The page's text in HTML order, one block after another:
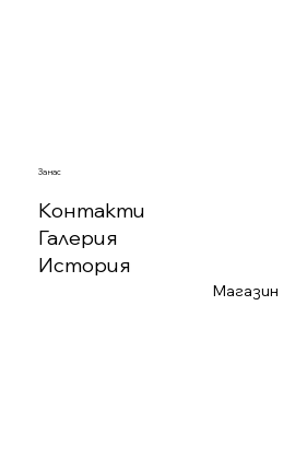
За нас
Контакти
Галерия
История
Магазин